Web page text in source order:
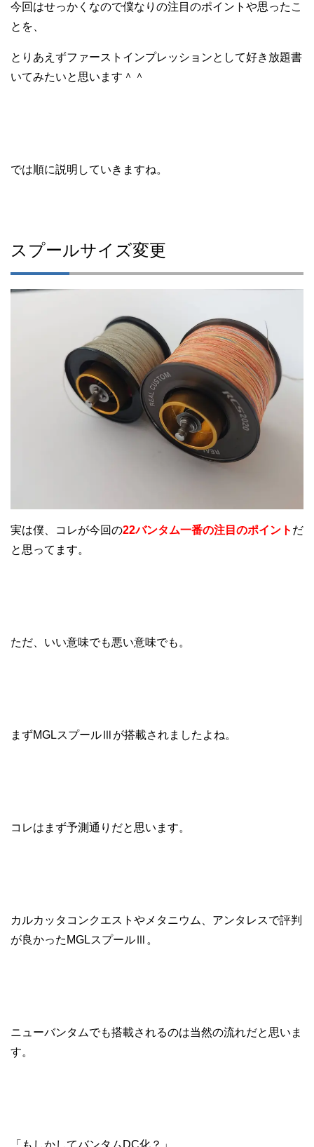
今回はせっかくなので僕なりの注目のポイントや思ったこ
とを、
とりあえずファーストインプレッションとして好き放題書
いてみたいと思います＾＾
では順に説明していきますね。
スプールサイズ変更
実は僕、コレが今回の22バンタム一番の注目のポイント だ
と思ってます。
ただ、いい意味でも悪い意味でも。
まずMGLスプールⅢが搭載されましたよね。
コレはまず予測通りだと思います。
カルカッタコンクエストやメタニウム、アンタレスで評判
が良かったMGLスプールⅢ。
ニューバンタムでも搭載されるのは当然の流れだと思いま
す。
「もしかしてバンタムDC化？」